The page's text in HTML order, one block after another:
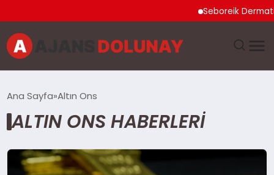
Seboreik
EĞITIM
EKONOMI
Ana Sayfa Altın Ons
ALTIN ONS HABERLERI